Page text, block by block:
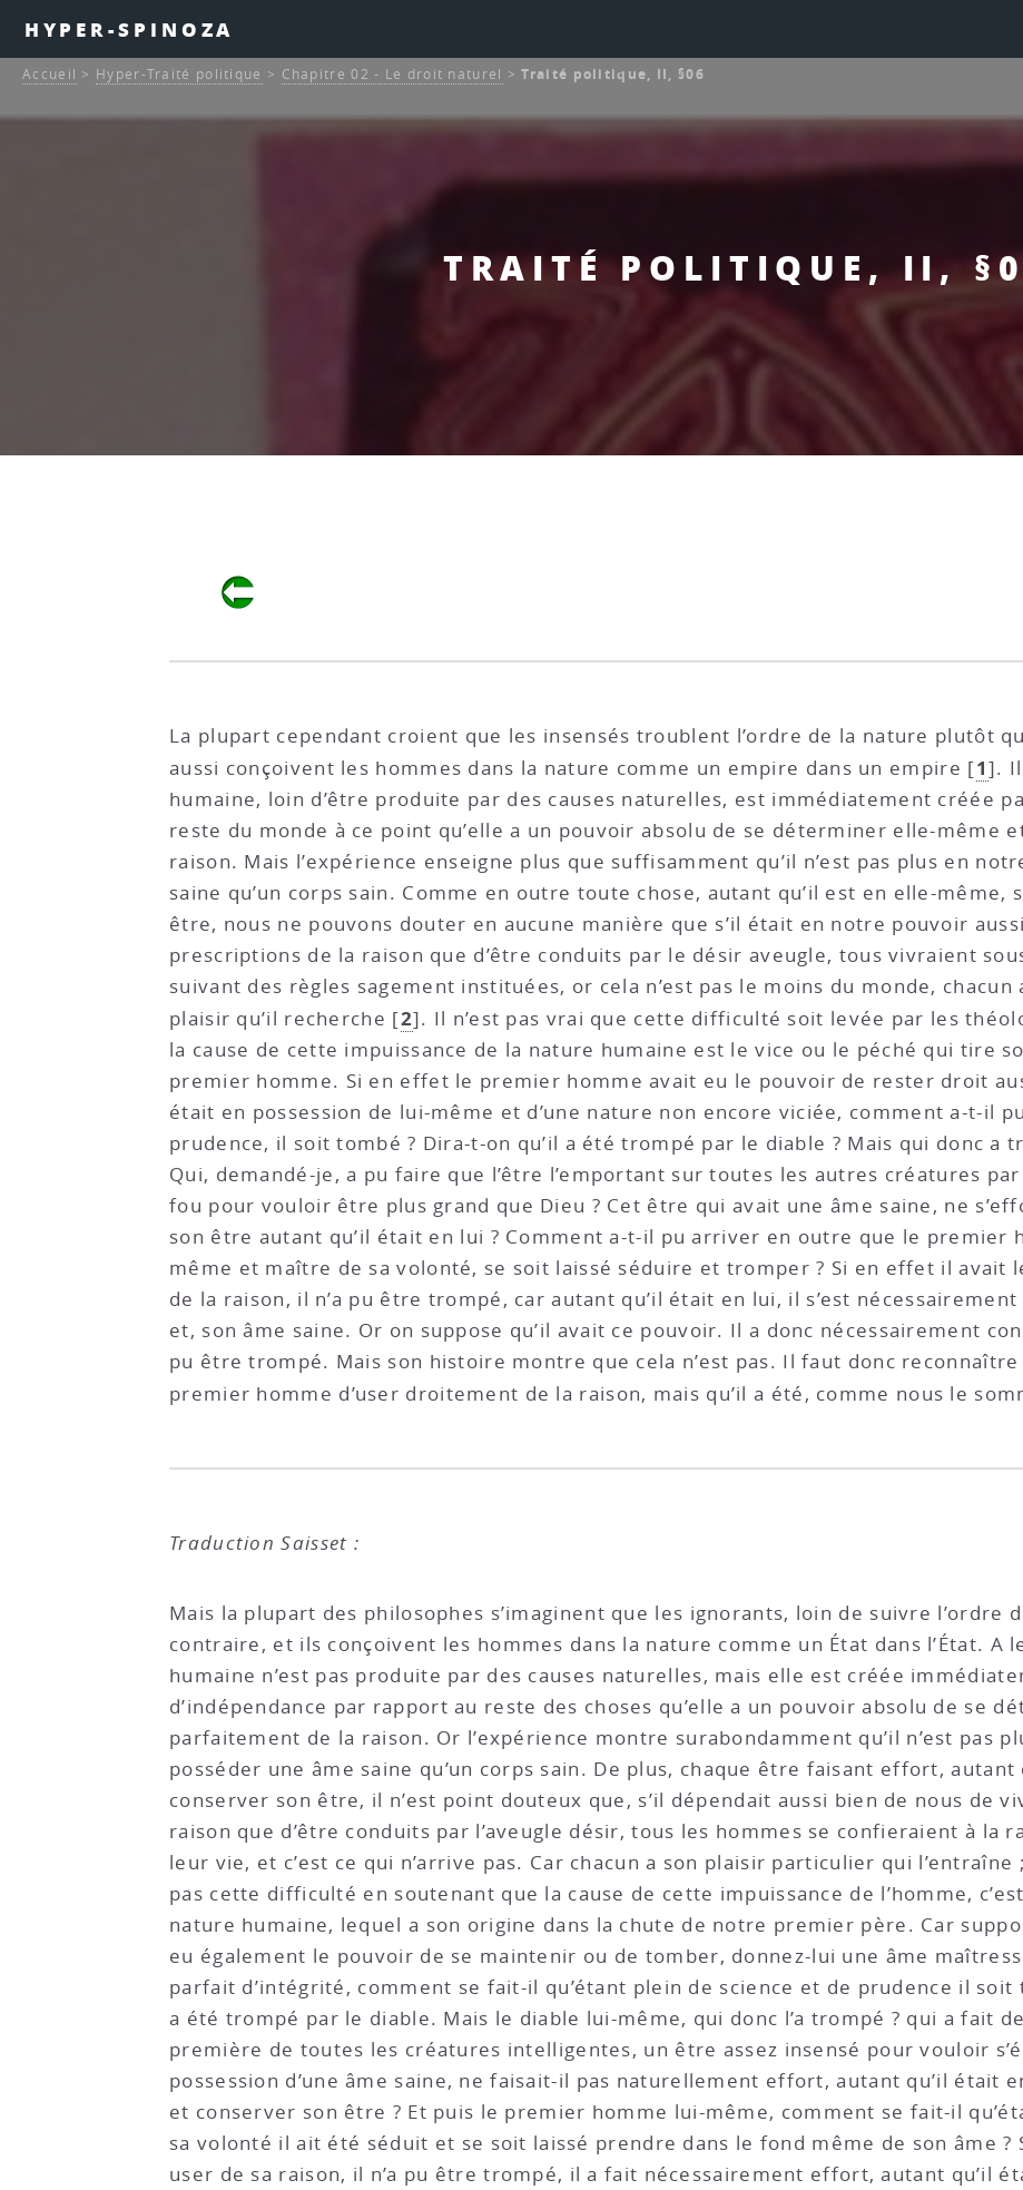
HYPER-SPINOZA
TRAITÉ POLITIQUE, II,
Accueil > Hyper-Traité politique > Chapitre 02 - Le droit naturel >Traité politique, II, §06
La plupart cependant croient que les insensés troublent l’ordre de la nature plutôt
aussi conçoivent les hommes dans la nature comme un empire dans un empire [1].
humaine, loin d’être produite par des causes naturelles, est immédiatement créée
reste du monde à ce point qu’elle a un pouvoir absolu de se déterminer elle-même
raison. Mais l’expérience enseigne plus que suffisamment qu’il n’est pas plus en
saine qu’un corps sain. Comme en outre toute chose, autant qu’il est en elle-même,
être, nous ne pouvons douter en aucune manière que s’il était en notre pouvoir
prescriptions de la raison que d’être conduits par le désir aveugle, tous vivraient
suivant des règles sagement instituées, or cela n’est pas le moins du monde,
plaisir qu’il recherche [2]. Il n’est pas vrai que cette difficulté soit levée par les
la cause de cette impuissance de la nature humaine est le vice ou le péché qui tire
premier homme. Si en effet le premier homme avait eu le pouvoir de rester droit
était en possession de lui-même et d’une nature non encore viciée, comment a-t-il
prudence, il soit tombé ? Dira-t-on qu’il a été trompé par le diable ? Mais qui donc a
Qui, demandé-je, a pu faire que l’être l’emportant sur toutes les autres créatures
fou pour vouloir être plus grand que Dieu ? Cet être qui avait une âme saine, ne
son être autant qu’il était en lui ? Comment a-t-il pu arriver en outre que le premier
même et maître de sa volonté, se soit laissé séduire et tromper ? Si en effet il avait
de la raison, il n’a pu être trompé, car autant qu’il était en lui, il s’est
et, son âme saine. Or on suppose qu’il avait ce pouvoir. Il a donc nécessairement
pu être trompé. Mais son histoire montre que cela n’est pas. Il faut donc reconnaître
premier homme d’user droitement de la raison, mais qu’il a été, comme nous le
Traduction Saisset :
Mais la plupart des philosophes s’imaginent que les ignorants, loin de suivre l’ordre
contraire, et ils conçoivent les hommes dans la nature comme un État dans l’État. A
humaine n’est pas produite par des causes naturelles, mais elle est créée
d’indépendance par rapport au reste des choses qu’elle a un pouvoir absolu de se
parfaitement de la raison. Or l’expérience montre surabondamment qu’il n’est pas
posséder une âme saine qu’un corps sain. De plus, chaque être faisant effort, autant
conserver son être, il n’est point douteux que, s’il dépendait aussi bien de nous de
raison que d’être conduits par l’aveugle désir, tous les hommes se confieraient à la
leur vie, et c’est ce qui n’arrive pas. Car chacun a son plaisir particulier qui
pas cette difficulté en soutenant que la cause de cette impuissance de l’homme,
nature humaine, lequel a son origine dans la chute de notre premier père. Car
eu également le pouvoir de se maintenir ou de tomber, donnez-lui une âme
parfait d’intégrité, comment se fait-il qu’étant plein de science et de prudence il soit
a été trompé par le diable. Mais le diable lui-même, qui donc l’a trompé ? qui a fait
première de toutes les créatures intelligentes, un être assez insensé pour vouloir
possession d’une âme saine, ne faisait-il pas naturellement effort, autant qu’il était
et conserver son être ? Et puis le premier homme lui-même, comment se fait-il
sa volonté il ait été séduit et se soit laissé prendre dans le fond même de son âme ?
user de sa raison, il n’a pu être trompé, il a fait nécessairement effort, autant qu’il